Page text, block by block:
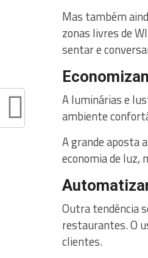
Mas também
zonas livres de
sentar e
A luminárias e
ambiente
A grande aposta
economia de luz,
Outra tendência
restaurantes. O
clientes.